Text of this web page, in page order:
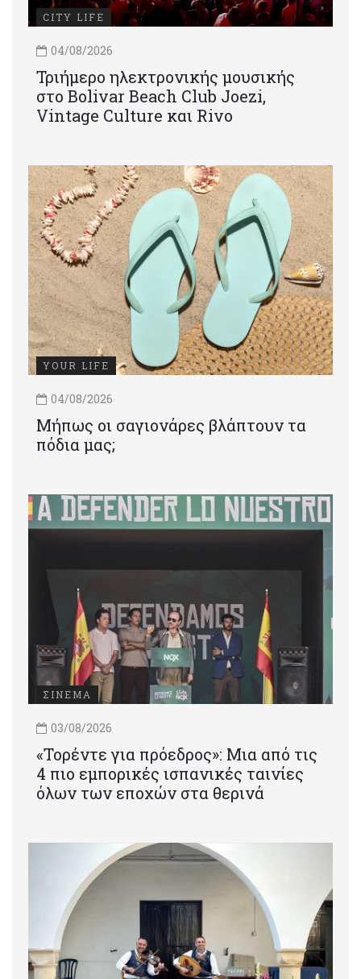
CITY LIFE
04/08/2026
Τριήμερο ηλεκτρονικής μουσικής
στο Bolivar Beach Club Joezi,
Vintage Culture και Rivo
YOUR LIFE
04/08/2026
Μήπως οι σαγιονάρες βλάπτουν τα
πόδια μας;
ΣΙΝΕΜΑ
03/08/2026
«Τορέντε για πρόεδρος»: Mια από τις
4 πιο εμπορικές ισπανικές ταινίες
όλων των εποχών στα θερινά